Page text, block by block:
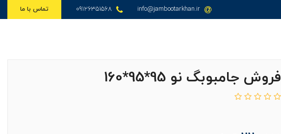
info@jambootarkhan.ir
09126351568 تماس با ما
فروش جامبوبگ نو 95*95*160